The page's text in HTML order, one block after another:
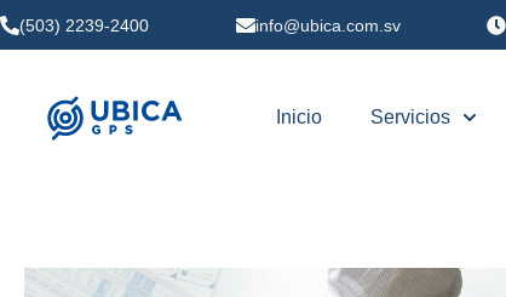
(503) 2239-2400 info@ubica.com.sv
Inicio Servicios